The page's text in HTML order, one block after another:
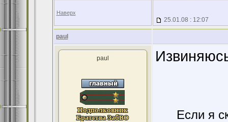
Наверх
25.01.08 : 12:07
paul
paul
Если я